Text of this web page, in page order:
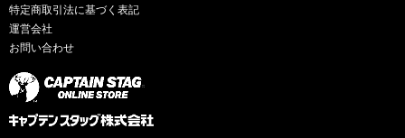
特定商取引法に基づく表記
運営会社
お問い合わせ